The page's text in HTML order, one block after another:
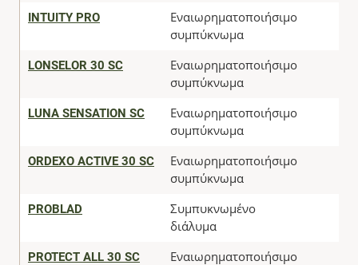
INTUITY PRO
Εναιωρηματοποιήσιμο
συμπύκνωμα
LONSELOR 30 SC
Εναιωρηματοποιήσιμο
συμπύκνωμα
LUNA SENSATION SC
Εναιωρηματοποιήσιμο
συμπύκνωμα
ORDEXO ACTIVE 30 SC
Εναιωρηματοποιήσιμο
συμπύκνωμα
PROBLAD
Συμπυκνωμένο
διάλυμα
PROTECT ALL 30 SC
Εναιωρηματοποιήσιμο